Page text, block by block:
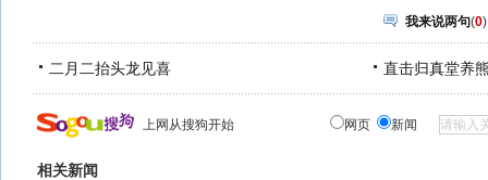
我来说两句(0)
二月二抬头龙见喜 直击归真堂养
上网从搜狗开始 网页 新闻
相关新闻